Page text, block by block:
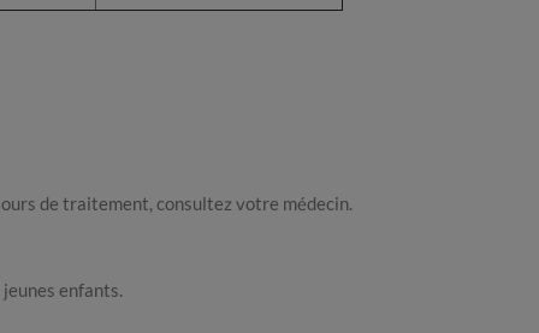
de traitement, consultez votre médecin.
enfants.